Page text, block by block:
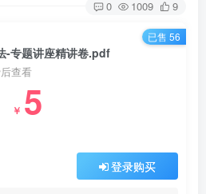
0 1009 9
-专题讲座精讲卷.pdf
查看
￥ 5
登录购买
已售 56